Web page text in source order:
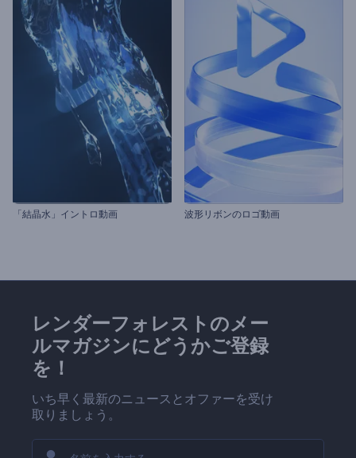
「結晶水」イントロ動画 波形リボンのロゴ動画
レンダーフォレストのメー
ルマガジンにどうかご登録
を！
いち早く最新のニュースとオファーを受け
取りましょう。